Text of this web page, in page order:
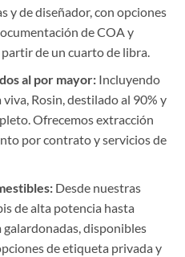
y de diseñador, con opciones
de COA y
de un cuarto de libra.
al por mayor:Incluyendo
Rosin, destilado al 90% y
Ofrecemos extracción
por contrato y servicios de
Desde nuestras
de alta potencia hasta
disponibles
de etiqueta privada y